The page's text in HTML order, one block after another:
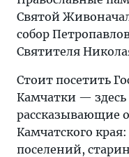
Святой
собор
Святителя
Стоит посетить
Камчатки — здесь
рассказывающие
Камчатского
поселений,